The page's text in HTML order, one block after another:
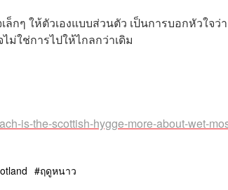
กๆ ให้ตัวเองแบบส่วนตัว เป็นการบอกหัวใจว่า
ม่ใช่การไปให้ไกลกว่าเดิม
is-the-scottish-hygge-more-about-wet-
ฤดูหนาว